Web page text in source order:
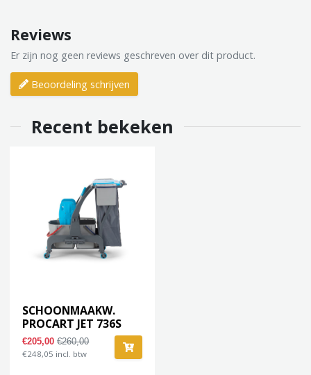
Reviews
Er zijn nog geen reviews geschreven over dit product.
Beoordeling schrijven
Recent bekeken
SCHOONMAAKW.
PROCART JET 736S
€205,00€260,00
€248,05 incl. btw